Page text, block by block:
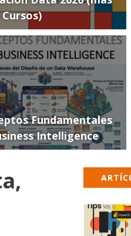
Cursos)
Fundamentales
Intelligence